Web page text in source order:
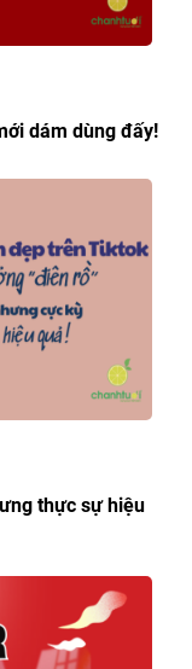
dám dùng đấy!
thực sự hiệu